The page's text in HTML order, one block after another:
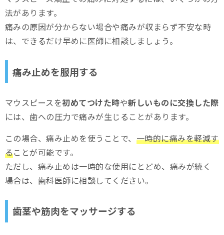
法があります。
痛みの原因が分からない場合や痛みが収まらず不安な時
は、できるだけ早めに医師に相談しましょう。
痛み止めを服用する
マウスピースを初めてつけた時や新しいものに交換した際
には、歯への圧力で痛みが生じることがあります。
この場合、痛み止めを使うことで、 一時的に痛みを軽減す
ることが可能です。
ただし、痛み止めは一時的な使用にとどめ、痛みが続く
場合は、歯科医師に相談してください。
歯茎や筋肉をマッサージする